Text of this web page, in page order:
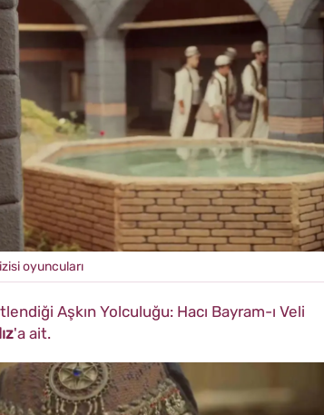
oyuncuları
Aşkın Yolculuğu: Hacı Bayram-ı Veli
'a ait.